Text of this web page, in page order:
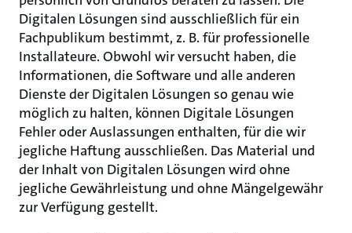
Digitalen Lösungen sind ausschließlich für ein
Fachpublikum bestimmt, z. B. für professionelle
Installateure. Obwohl wir versucht haben, die
Informationen, die Software und alle anderen
Dienste der Digitalen Lösungen so genau wie
möglich zu halten, können Digitale Lösungen
Fehler oder Auslassungen enthalten, für die wir
jegliche Haftung ausschließen. Das Material und
der Inhalt von Digitalen Lösungen wird ohne
jegliche Gewährleistung und ohne Mängelgewähr
zur Verfügung gestellt.